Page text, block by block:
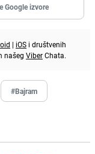
Google izvore
| iOS i društvenih
našeg ViberChata.
#Bajram